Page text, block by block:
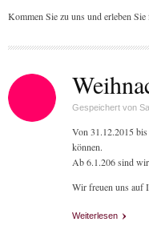
Kommen Sie zu uns und erleben
Gespeichert von
Von 31.12.2015
können.
Ab 6.1.206 sind
Wir freuen uns auf
Weiterlesen über